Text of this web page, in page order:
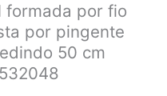
formada por fio
por pingente
50 cm